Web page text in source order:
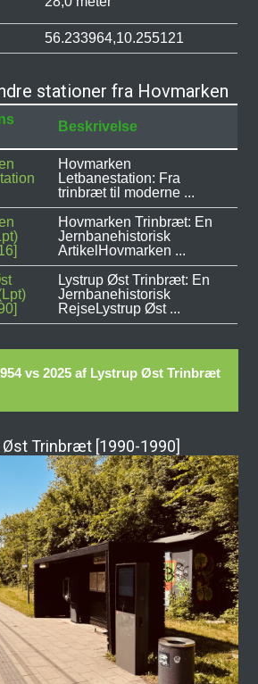
56.233964,10.255121
stationer fra Hovmarken
Beskrivelse
Hovmarken
Letbanestation: Fra
trinbræt til moderne ...
Hovmarken Trinbræt: En
Jernbanehistorisk
ArtikelHovmarken ...
Lystrup Øst Trinbræt: En
Jernbanehistorisk
RejseLystrup Øst ...
vs 2025 af Lystrup Øst Trinbræt
Øst Trinbræt [1990-1990]